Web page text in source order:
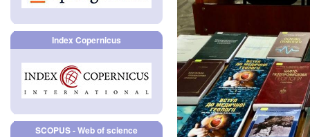
Index Copernicus
SCOPUS - Web of science